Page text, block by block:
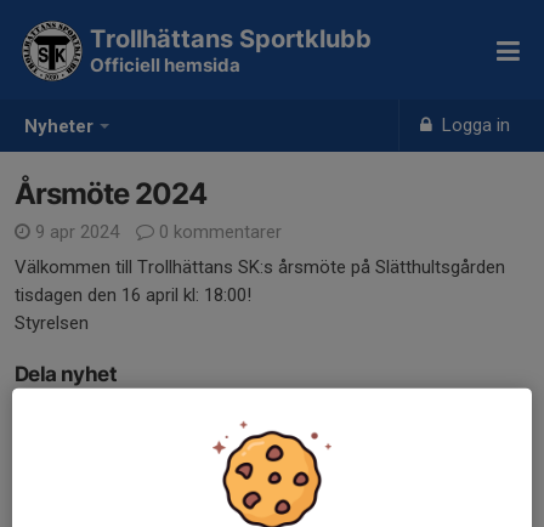
Nyheter Logga in
Trollhättans Sportklubb
Officiell hemsida
Årsmöte 2024
9 apr 2024
0 kommentarer
Välkommen till Trollhättans SK:s årsmöte på Slätthultsgården
tisdagen den 16 april kl: 18:00!
Styrelsen
Dela nyhet